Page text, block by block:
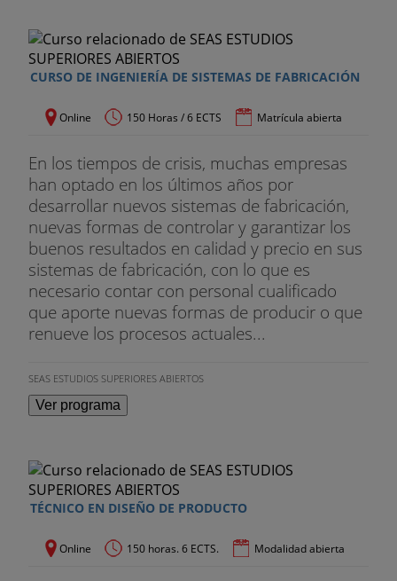
CURSO DE INGENIERÍA DE SISTEMAS DE FABRICACIÓN
Online 150 Horas / 6 ECTS Matrícula abierta
En los tiempos de crisis, muchas empresas
han optado en los últimos años por
desarrollar nuevos sistemas de fabricación,
nuevas formas de controlar y garantizar los
buenos resultados en calidad y precio en sus
sistemas de fabricación, con lo que es
necesario contar con personal cualificado
que aporte nuevas formas de producir o que
renueve los procesos actuales...
SEAS ESTUDIOS SUPERIORES ABIERTOS
Ver programa
TÉCNICO EN DISEÑO DE PRODUCTO
Online 150 horas. 6 ECTS. Modalidad abierta